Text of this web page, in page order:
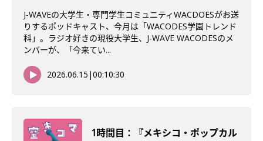
J-WAVEの大学生・専門学生コミュニティWACDOESがお送
りするポッドキャスト、今月は「WACODES学園トレンド
科」。ラジオ好きの現役大学生、J-WAVE WACODESのメ
ンバーが、「今来てい...
2026.06.15 |00:10:30
1時間目：『メキシコ・ポップカル